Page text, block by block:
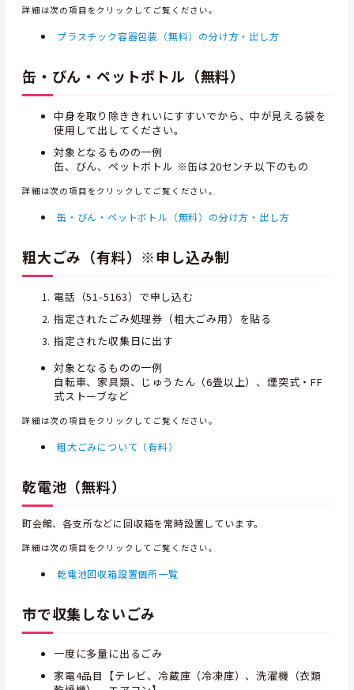
詳細は次の項目をクリックしてご覧ください。
プラスチック容器包装（無料）の分け方・出し方
缶・びん・ペットボトル（無料）
中身を取り除ききれいにすすいでから、中が見える袋を
使用して出してください。
対象となるものの一例
缶、びん、ペットボトル ※缶は20センチ以下のもの
詳細は次の項目をクリックしてご覧ください。
缶・びん・ペットボトル（無料）の分け方・出し方
粗大ごみ（有料）※申し込み制
電話（51-5163）で申し込む
指定されたごみ処理券（粗大ごみ用）を貼る
指定された収集日に出す
対象となるものの一例
自転車、家具類、じゅうたん（6畳以上）、煙突式・FF
式ストーブなど
詳細は次の項目をクリックしてご覧ください。
粗大ごみについて（有料）
乾電池（無料）
町会館、各支所などに回収箱を常時設置しています。
詳細は次の項目をクリックしてご覧ください。
乾電池回収箱設置個所一覧
市で収集しないごみ
一度に多量に出るごみ
家電4品目【テレビ、冷蔵庫（冷凍庫）、洗濯機（衣類